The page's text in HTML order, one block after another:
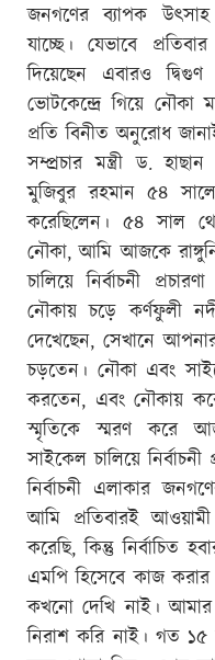
জনগণের ব্যাপক উৎসাহ
যাচ্ছে। যেভাবে
দিয়েছেন এবারও
ভোটকেন্দ্রে গিয়ে নৌকা
প্রতি বিনীত অনুরোধ
সম্প্রচার মন্ত্রী ড.
মুজিবুর রহমান ৫৪ সালে
করেছিলেন। ৫৪ সাল
নৌকা, আমি আজকে
চালিয়ে নির্বাচনী
নৌকায় চড়ে কর্ণফুলী
দেখেছেন, সেখানে
চড়তেন। নৌকা এবং
করতেন, এবং নৌকায়
স্মৃতিকে স্মরণ করে
সাইকেল চালিয়ে
নির্বাচনী এলাকার
আমি প্রতিবারই আওয়ামী
করেছি, কিন্তু
এমপি হিসেবে কাজ
কখনো দেখি নাই।
নিরাশ করি নাই। গত